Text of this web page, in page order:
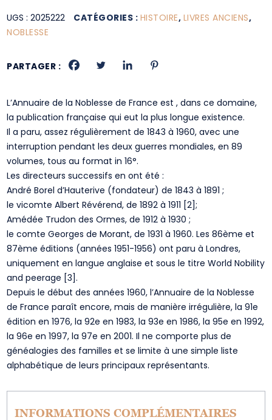
UGS :2025222 CATÉGORIES : HISTOIRE, LIVRES ANCIENS,
NOBLESSE
PARTAGER :
L’Annuaire de la Noblesse de France est , dans ce domaine,
la publication française qui eut la plus longue existence.
Il a paru, assez régulièrement de 1843 à 1960, avec une
interruption pendant les deux guerres mondiales, en 89
volumes, tous au format in 16°.
Les directeurs successifs en ont été :
André Borel d’Hauterive (fondateur) de 1843 à 1891 ;
le vicomte Albert Révérend, de 1892 à 1911 [2];
Amédée Trudon des Ormes, de 1912 à 1930 ;
le comte Georges de Morant, de 1931 à 1960. Les 86ème et
87ème éditions (années 1951-1956) ont paru à Londres,
uniquement en langue anglaise et sous le titre World Nobility
and peerage [3].
Depuis le début des années 1960, l’Annuaire de la Noblesse
de France paraît encore, mais de manière irrégulière, la 91e
édition en 1976, la 92e en 1983, la 93e en 1986, la 95e en 1992,
la 96e en 1997, la 97e en 2001. Il ne comporte plus de
généalogies des familles et se limite à une simple liste
alphabétique de leurs principaux représentants.
INFORMATIONS COMPLÉMENTAIRES